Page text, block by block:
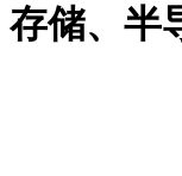
存储、半